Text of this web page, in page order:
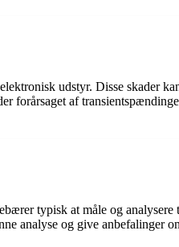
udstyr. Disse skader
forårsaget af
typisk at måle og
analyse og give anbefalinger